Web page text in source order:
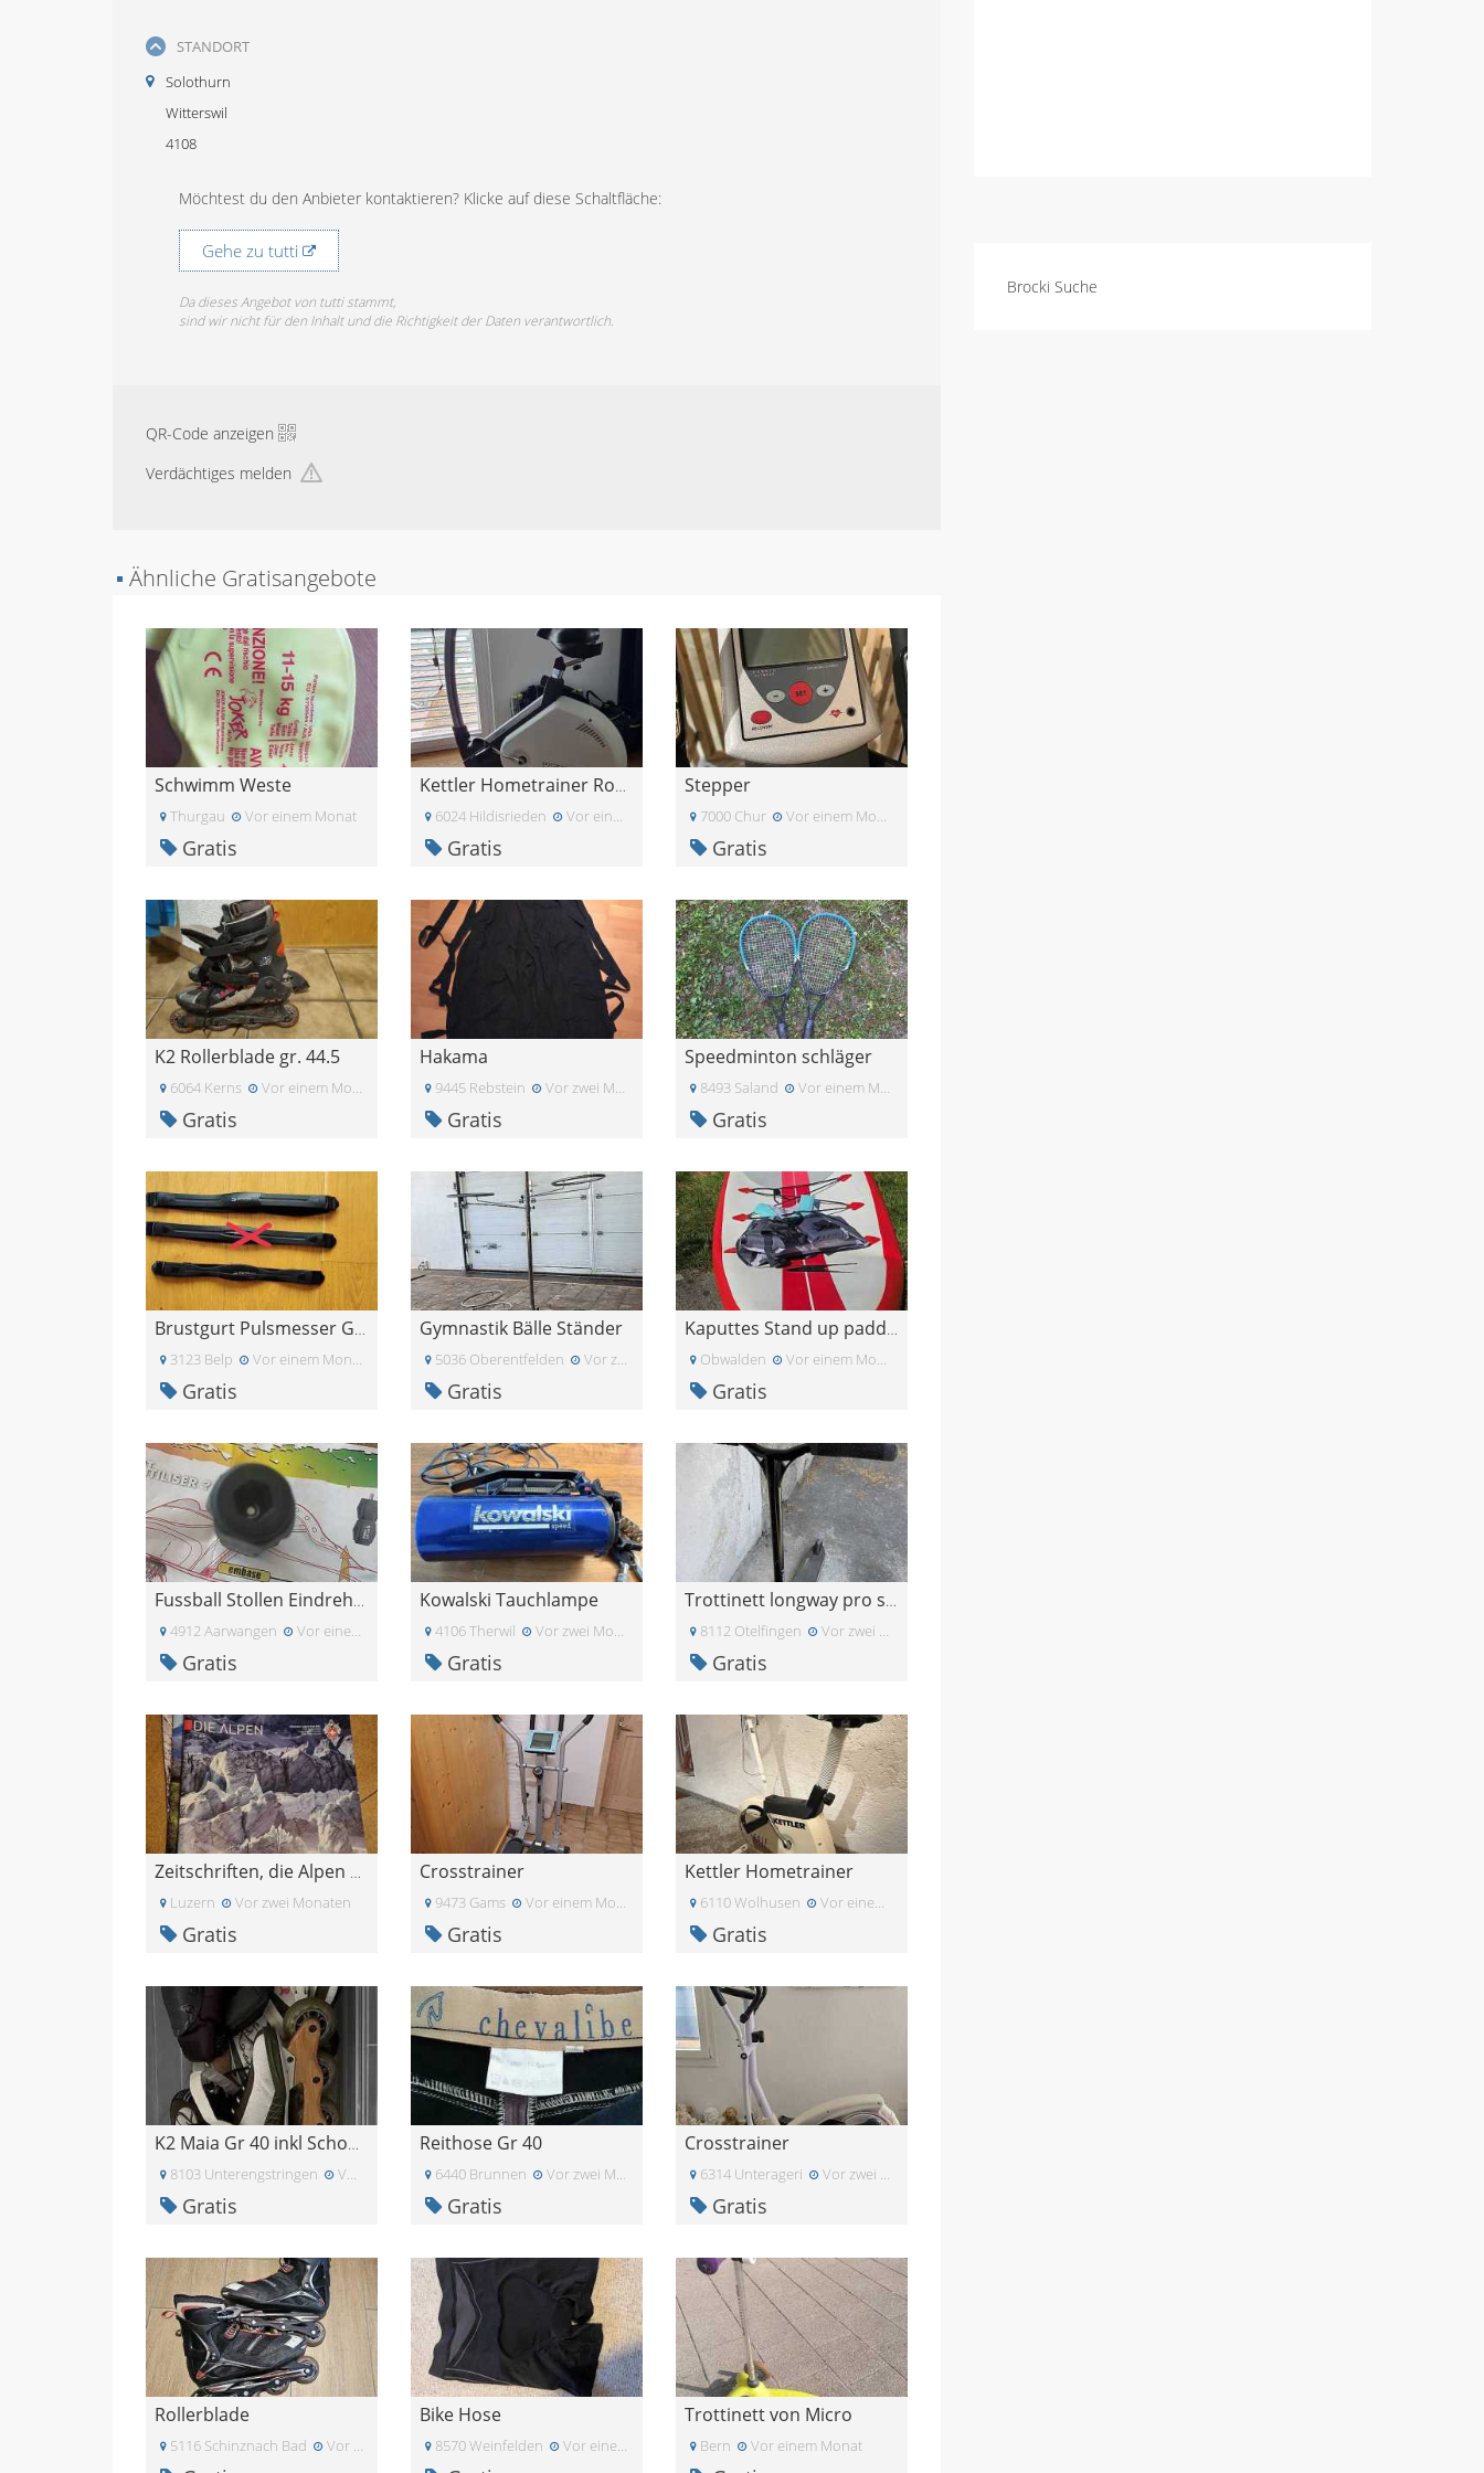
Brocki Suche
STANDORT
Solothurn
Witterswil
4108
Möchtest du den Anbieter kontaktieren? Klicke auf diese Schaltfläche:
Gehe zu tutti
Da dieses Angebot von tutti stammt,
sind wir nicht für den Inhalt und die Richtigkeit der Daten verantwortlich.
QR-Code anzeigen
Verdächtiges melden
▪ Ähnliche Gratisangebote
Schwimm Weste
Thurgau Vor einem Monat
Gratis
Kettler Hometrainer Royal
6024 Hildisrieden Vor einem Monat
Gratis
Stepper
7000 Chur Vor einem Monat
Gratis
K2 Rollerblade gr. 44.5
6064 Kerns Vor einem Monat
Gratis
Hakama
9445 Rebstein Vor zwei Monaten
Gratis
Speedminton schläger
8493 Saland Vor einem Monat
Gratis
Brustgurt Pulsmesser Garmin + Sigma
3123 Belp Vor einem Monat
Gratis
Gymnastik Bälle Ständer
5036 Oberentfelden Vor zwei Monaten
Gratis
Kaputtes Stand up paddle - zum wieder verwerten
Obwalden Vor einem Monat
Gratis
Fussball Stollen Eindrehwerkzeug
4912 Aarwangen Vor einem Monat
Gratis
Kowalski Tauchlampe
4106 Therwil Vor zwei Monaten
Gratis
Trottinett longway pro scooters
8112 Otelfingen Vor zwei Monaten
Gratis
Zeitschriften, die Alpen und klettern
Luzern Vor zwei Monaten
Gratis
Crosstrainer
9473 Gams Vor einem Monat
Gratis
Kettler Hometrainer
6110 Wolhusen Vor einem Monat
Gratis
K2 Maia Gr 40 inkl Schoner
8103 Unterengstringen Vor einem Monat
Gratis
Reithose Gr 40
6440 Brunnen Vor zwei Monaten
Gratis
Crosstrainer
6314 Unterageri Vor zwei Monaten
Gratis
Rollerblade
5116 Schinznach Bad Vor einem Monat
Bike Hose
8570 Weinfelden Vor einem Monat
Trottinett von Micro
Bern Vor einem Monat